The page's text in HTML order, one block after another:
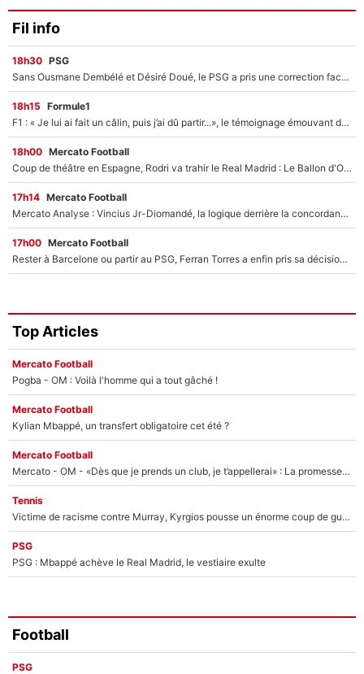
Fil info
18h30 PSG
Sans Ousmane Dembélé et Désiré Doué, le PSG a pris une correction face à Majorque : Luis Enrique attend avec impatience des renforts !
18h15 Formule1
F1 : « Je lui ai fait un câlin, puis j’ai dû partir...», le témoignage émouvant de Max Verstappen sur sa fille
18h00 Mercato Football
Coup de théâtre en Espagne, Rodri va trahir le Real Madrid : Le Ballon d'Or a choisi de signer au FC Barcelone !
17h14 Mercato Football
Mercato Analyse : Vincius Jr-Diomandé, la logique derrière la concordance des temps
17h00 Mercato Football
Rester à Barcelone ou partir au PSG, Ferran Torres a enfin pris sa décision : La course contre la montre est lancée !
Top Articles
Mercato Football
Pogba - OM : Voilà l'homme qui a tout gâché !
Mercato Football
Kylian Mbappé, un transfert obligatoire cet été ?
Mercato Football
Mercato - OM - «Dès que je prends un club, je t’appellerai» : La promesse de Marcelino au moment de claquer la porte
Tennis
Victime de racisme contre Murray, Kyrgios pousse un énorme coup de gueule !
PSG
PSG : Mbappé achève le Real Madrid, le vestiaire exulte
Football
PSG